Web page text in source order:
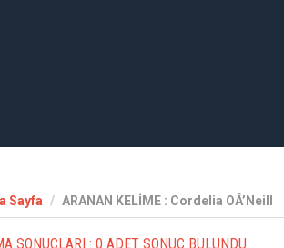
Sayfa ARANAN KELİME : Cordelia OÂ’Neill
SONUÇLARI : 0 ADET SONUÇ BULUNDU